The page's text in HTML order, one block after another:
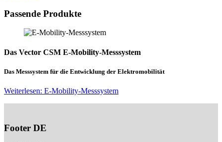
Passende Produkte
Das Vector CSM E-Mobility-Messsystem
Das Messsystem für die Entwicklung der Elektromobilität
Weiterlesen: E-Mobility-Messsystem
Footer DE